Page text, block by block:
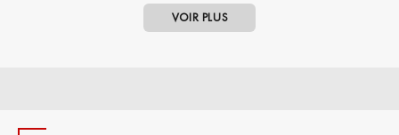
VOIR PLUS